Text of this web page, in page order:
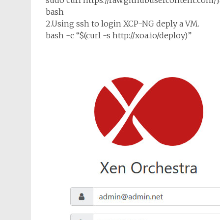
bash
2.Using ssh to login XCP-NG deply a VM.
bash -c “$(curl -s http://xoa.io/deploy)”